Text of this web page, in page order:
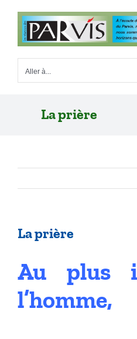
contenu
Aller à...
La prière
La prière
Au plus
l’homme,